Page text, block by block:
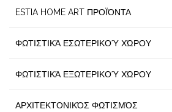
ESTIA HOME ART ΠΡΟΪΌΝΤΑ
ΦΩΤΙΣΤΙΚΆ ΕΣΩΤΕΡΙΚΟΎ ΧΏΡΟΥ
ΦΩΤΙΣΤΙΚΆ ΕΞΩΤΕΡΙΚΟΎ ΧΏΡΟΥ
ΑΡΧΙΤΕΚΤΟΝΙΚΌΣ ΦΩΤΙΣΜΌΣ